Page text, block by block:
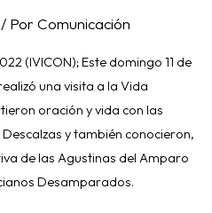
/ Por Comunicación
(IVICON); Este domingo 11 de
una visita a la Vida
oración y vida con las
y también conocieron,
de las Agustinas del Amparo
Desamparados.